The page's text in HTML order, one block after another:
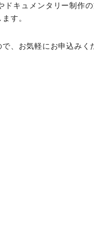
キュメンタリー制作
す。
、お気軽にお申込みく